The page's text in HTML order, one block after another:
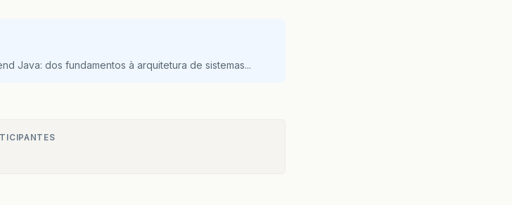
Java: dos fundamentos à arquitetura de sistemas...